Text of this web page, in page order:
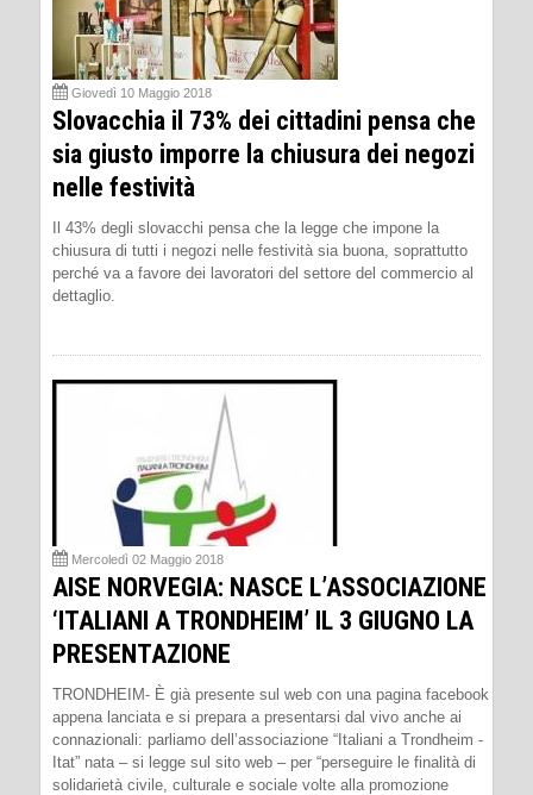
Giovedì 10 Maggio 2018
Slovacchia il 73% dei cittadini pensa che
sia giusto imporre la chiusura dei negozi
nelle festività
Il 43% degli slovacchi pensa che la legge che impone la
chiusura di tutti i negozi nelle festività sia buona, soprattutto
perché va a favore dei lavoratori del settore del commercio al
dettaglio.
Mercoledì 02 Maggio 2018
AISE NORVEGIA: NASCE L’ASSOCIAZIONE
‘ITALIANI A TRONDHEIM’ IL 3 GIUGNO LA
PRESENTAZIONE
TRONDHEIM- È già presente sul web con una pagina facebook
appena lanciata e si prepara a presentarsi dal vivo anche ai
connazionali: parliamo dell’associazione “Italiani a Trondheim -
Itat” nata – si legge sul sito web – per “perseguire le finalità di
solidarietà civile, culturale e sociale volte alla promozione